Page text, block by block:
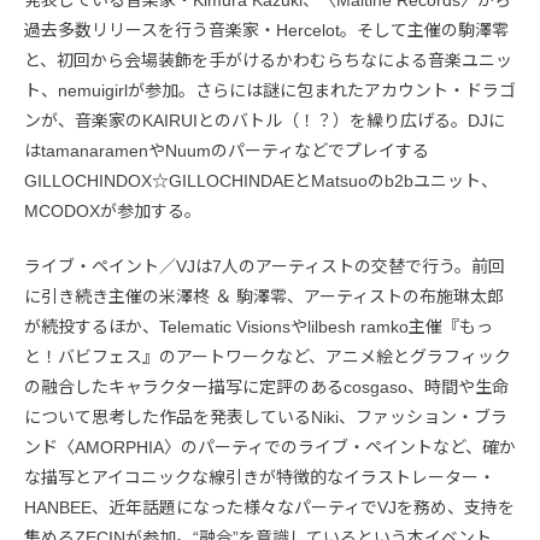
過去多数リリースを行う音楽家・Hercelot。そして主催の駒澤零
と、初回から会場装飾を手がけるかわむらちなによる音楽ユニッ
ト、nemuigirlが参加。さらには謎に包まれたアカウント・ドラゴ
ンが、音楽家のKAIRUIとのバトル（！？）を繰り広げる。DJに
はtamanaramenやNuumのパーティなどでプレイする
GILLOCHINDOX☆GILLOCHINDAEとMatsuoのb2bユニット、
MCODOXが参加する。
ライブ・ペイント／VJは7人のアーティストの交替で行う。前回
に引き続き主催の米澤柊 ＆ 駒澤零、アーティストの布施琳太郎
が続投するほか、Telematic Visionsやlilbesh ramko主催『もっ
と！バビフェス』のアートワークなど、アニメ絵とグラフィック
の融合したキャラクター描写に定評のあるcosgaso、時間や生命
について思考した作品を発表しているNiki、ファッション・ブラ
ンド〈AMORPHIA〉のパーティでのライブ・ペイントなど、確か
な描写とアイコニックな線引きが特徴的なイラストレーター・
HANBEE、近年話題になった様々なパーティでVJを務め、支持を